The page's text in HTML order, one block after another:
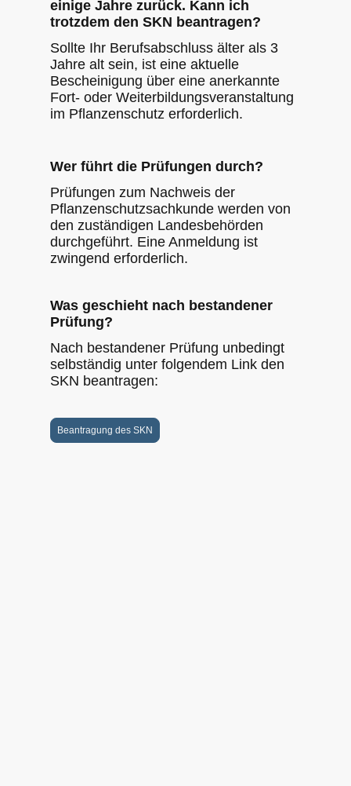
einige Jahre zurück. Kann ich
trotzdem den SKN beantragen?
Sollte Ihr Berufsabschluss älter als 3
Jahre alt sein, ist eine aktuelle
Bescheinigung über eine anerkannte
Fort- oder Weiterbildungsveranstaltung
im Pflanzenschutz erforderlich.
Wer führt die Prüfungen durch?
Prüfungen zum Nachweis der
Pflanzenschutzsachkunde werden von
den zuständigen Landesbehörden
durchgeführt. Eine Anmeldung ist
zwingend erforderlich.
Was geschieht nach bestandener
Prüfung?
Nach bestandener Prüfung unbedingt
selbständig unter folgendem Link den
SKN beantragen:
Beantragung des SKN